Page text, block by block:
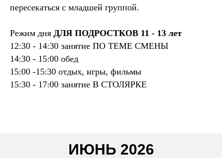
пересекаться с младшей группой.
Режим дня ДЛЯ ПОДРОСТКОВ 11 - 13 лет
12:30 - 14:30 занятие ПО ТЕМЕ СМЕНЫ
14:30 - 15:00 обед
15:00 -15:30 отдых, игры, фильмы
15:30 - 17:00 занятие В СТОЛЯРКЕ
ИЮНЬ 2026